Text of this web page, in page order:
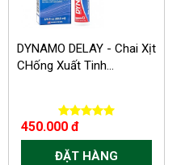
DYNAMO DELAY - Chai Xịt
CHống Xuất Tinh...
450.000 đ
ĐẶT HÀNG